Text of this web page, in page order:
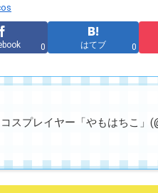
0 はてブ 0
コスプレイヤー「やもはちこ」